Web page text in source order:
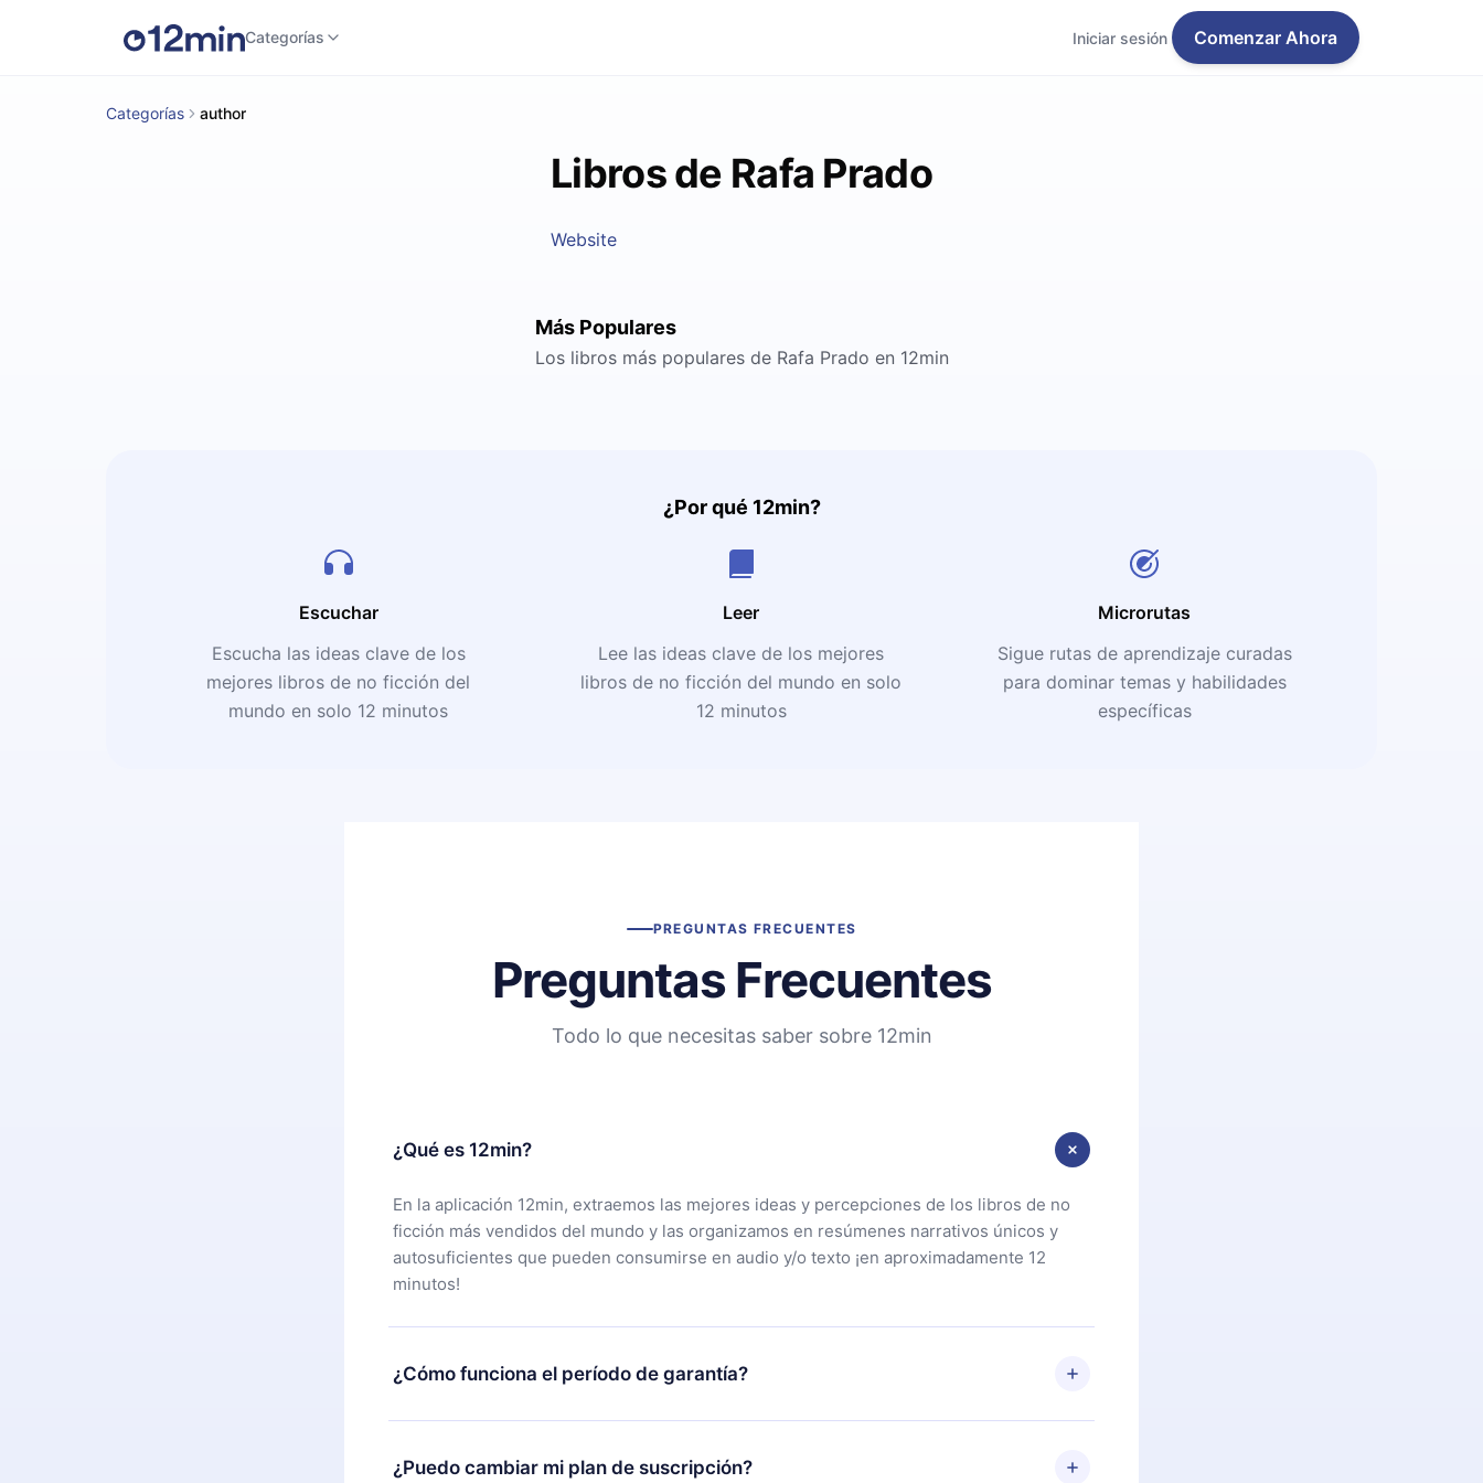
Categorías Iniciar sesión Comenzar Ahora
Categorías author
Libros de Rafa Prado
Website
Más Populares
Los libros más populares de Rafa Prado en 12min
¿Por qué 12min?
Escuchar
Escucha las ideas clave de los
mejores libros de no ficción del
mundo en solo 12 minutos
Leer
Lee las ideas clave de los mejores
libros de no ficción del mundo en solo
12 minutos
Microrutas
Sigue rutas de aprendizaje curadas
para dominar temas y habilidades
específicas
PREGUNTAS FRECUENTES
Preguntas Frecuentes
Todo lo que necesitas saber sobre 12min
¿Qué es 12min?
En la aplicación 12min, extraemos las mejores ideas y percepciones de los libros de no
ficción más vendidos del mundo y las organizamos en resúmenes narrativos únicos y
autosuficientes que pueden consumirse en audio y/o texto ¡en aproximadamente 12
minutos!
¿Cómo funciona el período de garantía?
Puedes descargar nuestra aplicación y comenzar a disfrutar de nuestra biblioteca. Si por
alguna razón no estás satisfecho con nuestra plataforma, simplemente contacta a
¿Puedo cambiar mi plan de suscripción?